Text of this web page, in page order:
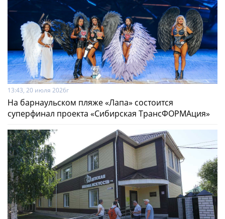
13:43, 20 июля 2026г
На барнаульском пляже «Лапа» состоится
суперфинал проекта «Сибирская ТрансФОРМАция»